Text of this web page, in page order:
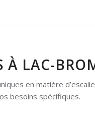
À LAC-
en matière
besoins spécifiques.